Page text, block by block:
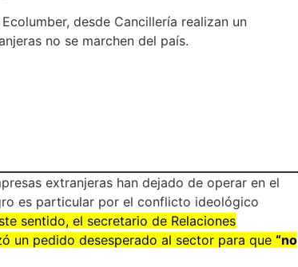
desde Cancillería realizan un
no se marchen del país.
extranjeras han dejado de operar en el
es particular por el conflicto ideológico
sentido, el secretario de Relaciones
un pedido desesperado al sector para que “no